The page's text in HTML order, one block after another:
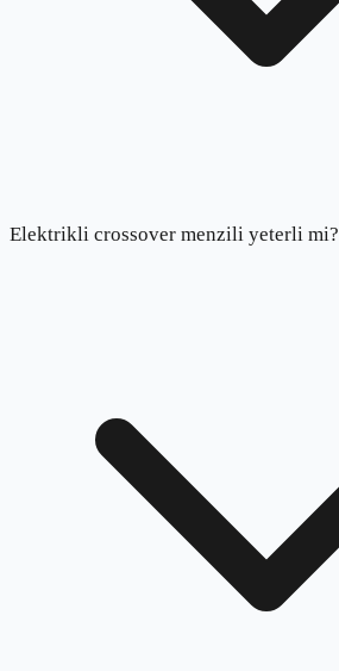
Elektrikli crossover menzili yeterli mi?